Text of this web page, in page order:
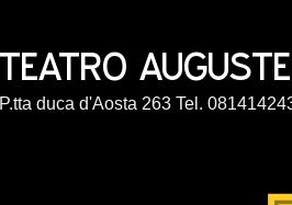
P.tta duca d'Aosta 263 Tel.